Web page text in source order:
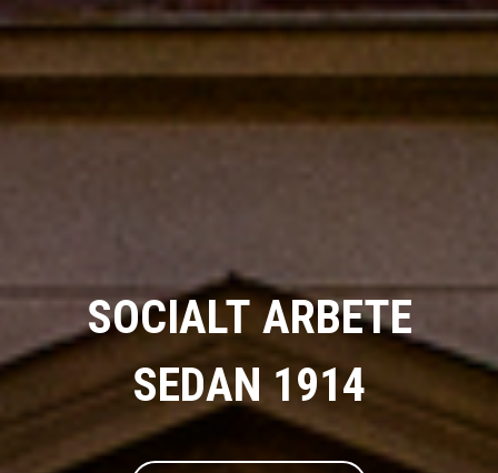
SOCIALT ARBETE
SEDAN 1914